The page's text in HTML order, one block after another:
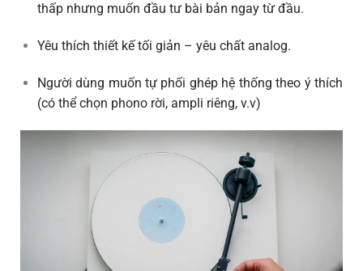
thấpnhưng muốn đầu tư bài bản ngay từ đầu.
Yêu thích thiết kế tối giản – yêu chất analog.
Người dùng muốntự phối ghép hệ thống theo ý thích
(có thể chọn phono rời, ampli riêng, v.v)